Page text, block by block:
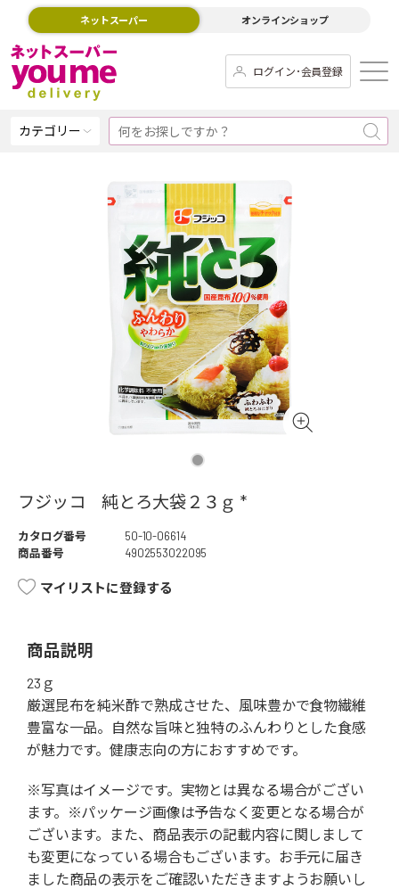
ネットスーパー オンラインショップ
ログイン･会員登録
カテゴリー
フジッコ 純とろ大袋２３ｇ *
カタログ番号
50-10-06614
商品番号
4902553022095
マイリストに登録する
商品説明
23ｇ
厳選昆布を純米酢で熟成させた、風味豊かで食物繊維
豊富な一品。自然な旨味と独特のふんわりとした食感
が魅力です。健康志向の方におすすめです。
※写真はイメージです。実物とは異なる場合がござい
ます。※パッケージ画像は予告なく変更となる場合が
ございます。また、商品表示の記載内容に関しまして
も変更になっている場合もございます。お手元に届き
ました商品の表示をご確認いただきますようお願いし